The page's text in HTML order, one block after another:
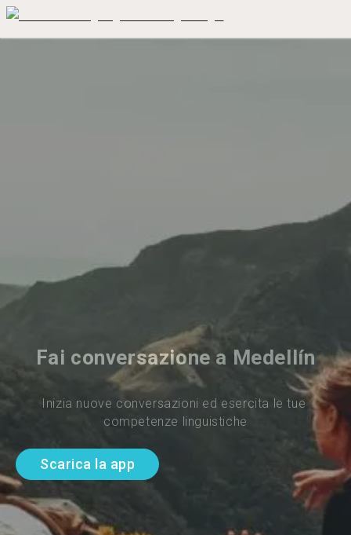
Fai conversazione a Medellín
Inizia nuove conversazioni ed esercita le tue
competenze linguistiche
Scarica la app